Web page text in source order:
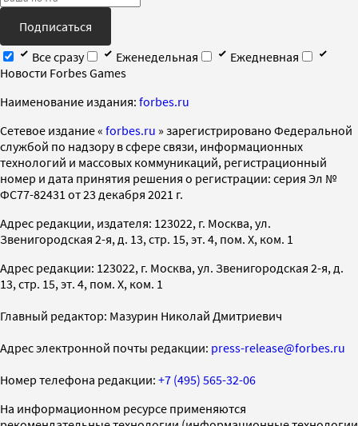
Подписаться
Все сразу
Еженедельная
Ежедневная
Новости Forbes Games
Наименование издания: forbes.ru
Cетевое издание « forbes.ru » зарегистрировано Федеральной
службой по надзору в сфере связи, информационных
технологий и массовых коммуникаций, регистрационный
номер и дата принятия решения о регистрации: серия Эл №
ФС77-82431 от 23 декабря 2021 г.
Адрес редакции, издателя: 123022, г. Москва, ул.
Звенигородская 2-я, д. 13, стр. 15, эт. 4, пом. X, ком. 1
Адрес редакции: 123022, г. Москва, ул. Звенигородская 2-я, д.
13, стр. 15, эт. 4, пом. X, ком. 1
Главный редактор: Мазурин Николай Дмитриевич
Адрес электронной почты редакции: press-release@forbes.ru
Номер телефона редакции: +7 (495) 565-32-06
На информационном ресурсе применяются